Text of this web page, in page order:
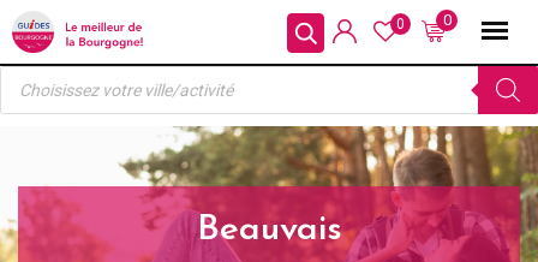
Skip
to
content
0
0
Recherche
produits
Beauvais